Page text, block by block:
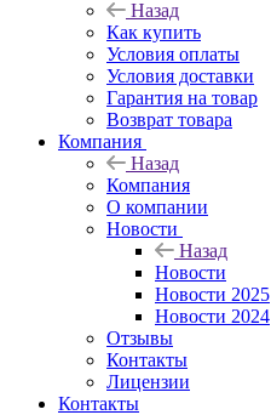
Назад
Как купить
Условия оплаты
Условия доставки
Гарантия на товар
Возврат товара
Компания
Назад
Компания
О компании
Новости
Назад
Новости
Новости 2025
Новости 2024
Отзывы
Контакты
Лицензии
Контакты